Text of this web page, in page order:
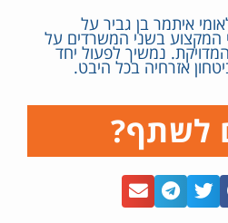
איתמר בן גביר על
המקצוע בשני המשרדים על
נמשיך לפעול יחד
אזרחיה בכל היבט.
לשתף?